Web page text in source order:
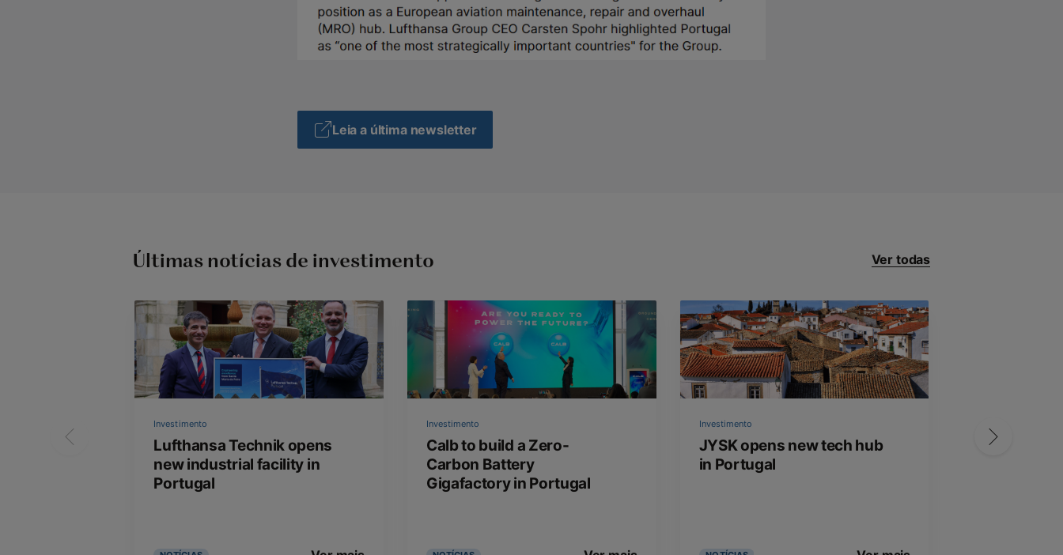
Leia a última newsletter
Últimas notícias de investimento Ver todas
Investimento
Lufthansa Technik opens
new industrial facility in
Portugal
Investimento
Calb to build a Zero-
Carbon Battery
Gigafactory in Portugal
Investimento
JYSK opens new tech hub
in Portugal
Manpower